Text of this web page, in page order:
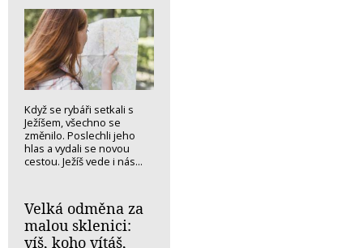
Když se rybáři setkali s
Ježíšem, všechno se
změnilo. Poslechli jeho
hlas a vydali se novou
cestou. Ježíš vede i nás...
Velká odměna za
malou sklenici:
víš, koho vítáš,